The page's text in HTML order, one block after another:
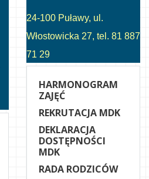
24-100 Puławy, ul.
Włostowicka 27, tel. 81 887
71 29
HARMONOGRAM
ZAJĘĆ
REKRUTACJA MDK
DEKLARACJA
DOSTĘPNOŚCI
MDK
RADA RODZICÓW